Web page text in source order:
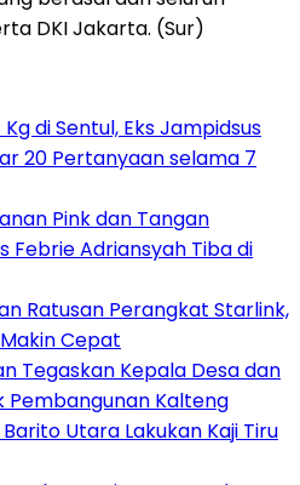
DKI Jakarta. (Sur)
di Sentul, Eks Jampidsus
20 Pertanyaan selama 7
Pink dan Tangan
Febrie Adriansyah Tiba di
Ratusan Perangkat Starlink,
Cepat
Tegaskan Kepala Desa dan
Pembangunan Kalteng
Utara Lakukan Kaji Tiru